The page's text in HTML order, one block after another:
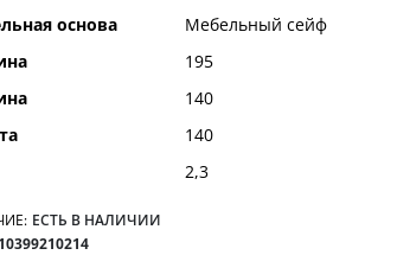
основа
Мебельный сейф
195
140
140
2,3
ЕСТЬ В НАЛИЧИИ